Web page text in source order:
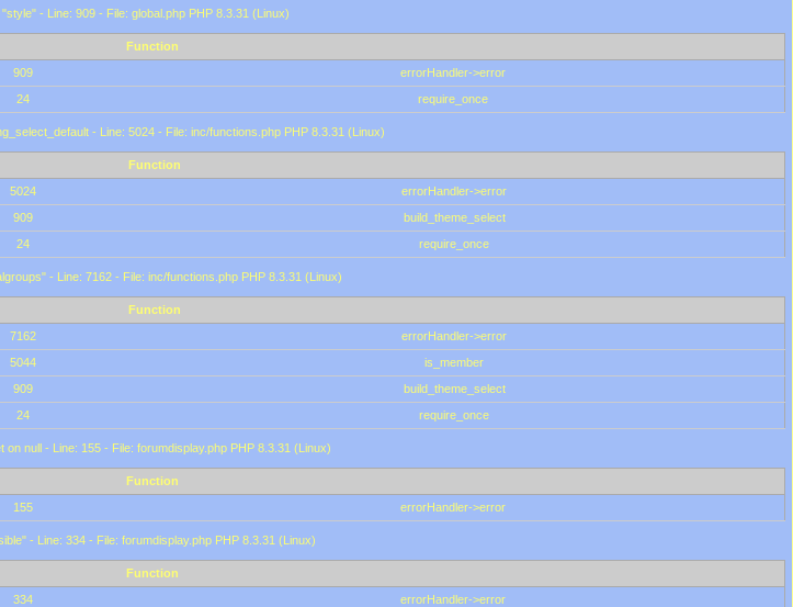
- Line: 909 - File: global.php PHP 8.3.31 (Linux)
Function
909
errorHandler->error
24 require_once
- Line: 5024 - File: inc/functions.php PHP 8.3.31 (Linux)
Function
5024
errorHandler->error
909
build_theme_select
24 require_once
- Line: 7162 - File: inc/functions.php PHP 8.3.31 (Linux)
Function
7162
errorHandler->error
5044
is_member
909
build_theme_select
24 require_once
null - Line: 155 - File: forumdisplay.php PHP 8.3.31 (Linux)
Function
155 errorHandler->error
- Line: 334 - File: forumdisplay.php PHP 8.3.31 (Linux)
Function
334 errorHandler->error